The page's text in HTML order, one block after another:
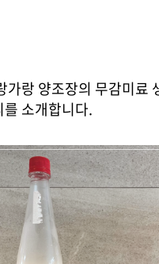
가랑 양조장의 무감미료
소개합니다.